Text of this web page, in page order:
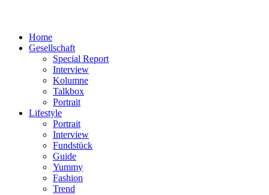
Home
Gesellschaft
Special Report
Interview
Kolumne
Talkbox
Portrait
Lifestyle
Portrait
Interview
Fundstück
Guide
Yummy
Fashion
Trend